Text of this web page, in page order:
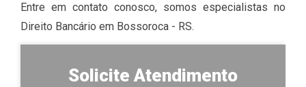
Entre em contato conosco, somos especialistas no
Direito Bancário em Bossoroca​ - RS.
Solicite Atendimento